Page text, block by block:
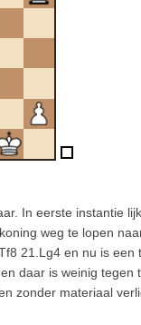
In eerste instantie
weg te lopen
21.Lg4 en nu is een
daar is weinig tegen
zonder materiaal